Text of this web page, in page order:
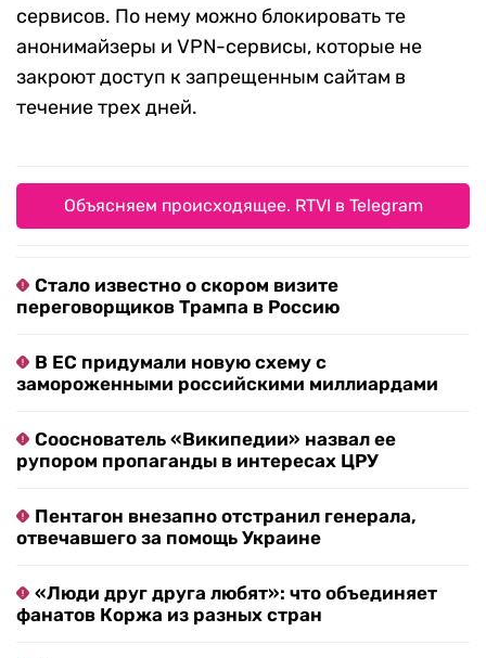
сервисов. По нему можно блокировать те
анонимайзеры и VPN-сервисы, которые не
закроют доступ к запрещенным сайтам в
течение трех дней.
Объясняем происходящее. RTVI в Telegram
Стало известно о скором визите
переговорщиков Трампа в Россию
В ЕС придумали новую схему с
замороженными российскими миллиардами
Сооснователь «Википедии» назвал ее
рупором пропаганды в интересах ЦРУ
Пентагон внезапно отстранил генерала,
отвечавшего за помощь Украине
«Люди друг друга любят»: что объединяет
фанатов Коржа из разных стран